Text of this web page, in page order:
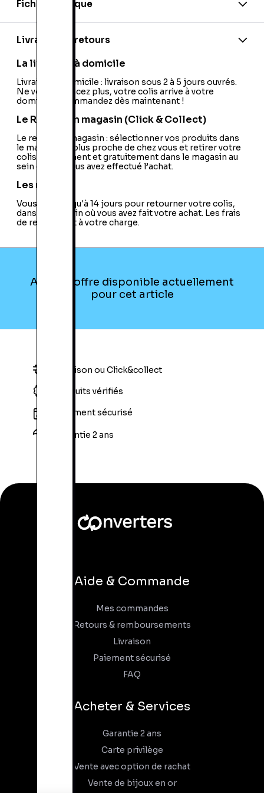
Fiche technique
Code barre 2:0813633010991
Site officiel:
PEGI:
PEGI:12+
Nom du développeur:Compile Heart
Nom de l'éditeur:NIS America
Livraison et retours
La livraison à domicile
Livraison à domicile : livraison sous 2 à 5 jours ouvrés.
Ne vous déplacez plus, votre colis arrive à votre
domicile ! Commandez dès maintenant !
Le Retrait en magasin (Click & Collect)
Le retrait en magasin : sélectionner vos produits dans
le magasin le plus proche de chez vous et retirer votre
colis directement et gratuitement dans le magasin au
sein duquel vous avez effectué l’achat.
Les retours
Vous avez jusqu'à 14 jours pour retourner votre colis,
dans le magasin où vous avez fait votre achat. Les frais
de retour sont à votre charge.
Aucune offre disponible actuellement
pour cet article
Livraison ou Click&collect
Produits vérifiés
Paiement sécurisé
Garantie 2 ans
Aide & Commande
Mes commandes
Retours & remboursements
Livraison
Paiement sécurisé
FAQ
Acheter & Services
Garantie 2 ans
Carte privilège
Vente avec option de rachat
Vente de bijoux en or